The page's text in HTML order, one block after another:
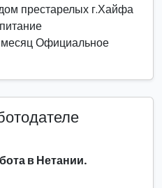
престарелых г.Хайфа
месяц Официальное
в Нетании.